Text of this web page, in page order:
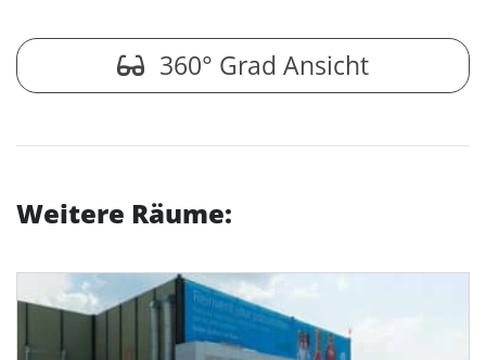
360° Grad Ansicht
Weitere Räume: